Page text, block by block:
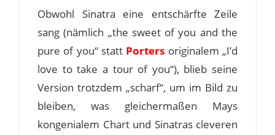
Obwohl Sinatra eine entschärfte Zeile
sang (nämlich „the sweet of you and the
pure of you“ statt Porters originalem „I’d
love to take a tour of you“), blieb seine
Version trotzdem „scharf“, um im Bild zu
bleiben, was gleichermaßen Mays
kongenialem Chart und Sinatras cleveren